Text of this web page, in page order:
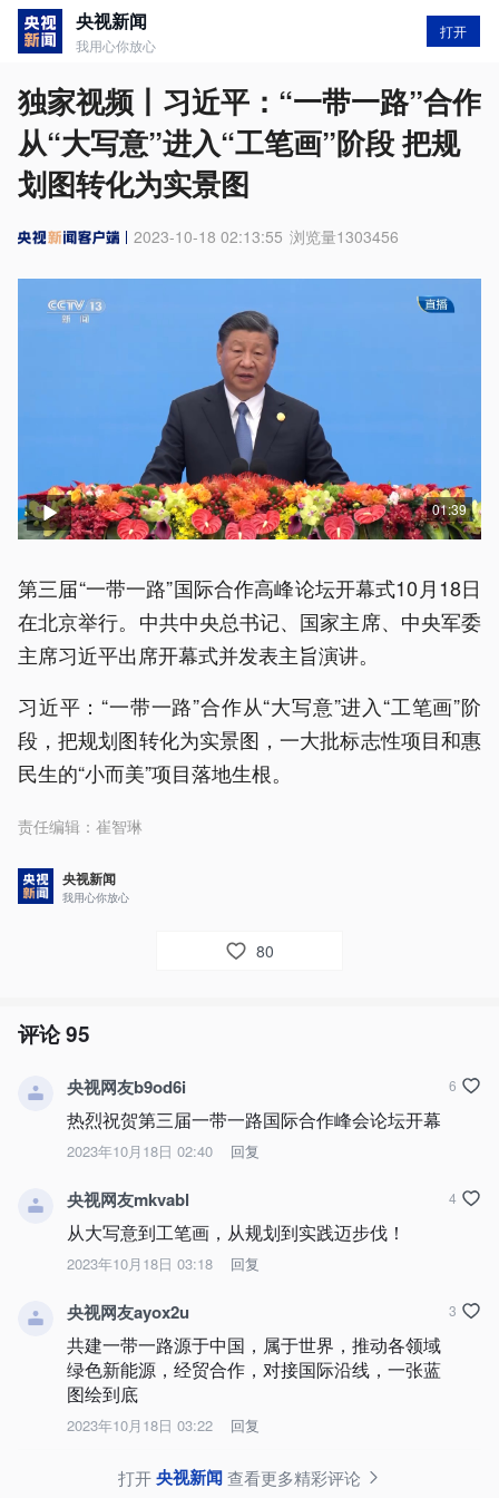
央视新闻
我用心你放心
打开
独家视频丨习近平：“一带一路”合作
从“大写意”进入“工笔画”阶段 把规
划图转化为实景图
2023-10-18 02:13:55 浏览量1303456
01:39
第三届“一带一路”国际合作高峰论坛开幕式10月18日
在北京举行。中共中央总书记、国家主席、中央军委
主席习近平出席开幕式并发表主旨演讲。
习近平：“一带一路”合作从“大写意”进入“工笔画”阶
段，把规划图转化为实景图，一大批标志性项目和惠
民生的“小而美”项目落地生根。
责任编辑： 崔智琳
央视新闻
我用心你放心
80
评论95
央视网友b9od6i
热烈祝贺第三届一带一路国际合作峰会论坛开幕
2023年10月18日 02:40 回复
6
央视网友mkvabl
从大写意到工笔画，从规划到实践迈步伐！
2023年10月18日 03:18 回复
4
央视网友ayox2u
共建一带一路源于中国，属于世界，推动各领域
绿色新能源，经贸合作，对接国际沿线，一张蓝
图绘到底
2023年10月18日 03:22 回复
3
打开央视新闻查看更多精彩评论